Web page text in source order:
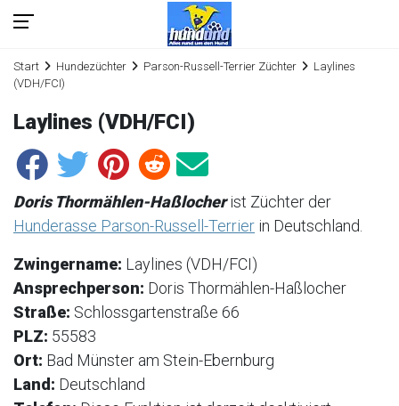
Start Hundezüchter Parson-Russell-Terrier Züchter
Laylines
(VDH/FCI)
Laylines (VDH/FCI)
Doris Thormählen-Haßlocherist Züchter der
Hunderasse Parson-Russell-Terrier in Deutschland.
Zwingername: Laylines (VDH/FCI)
Ansprechperson: Doris Thormählen-Haßlocher
Straße: Schlossgartenstraße 66
PLZ: 55583
Ort: Bad Münster am Stein-Ebernburg
Land: Deutschland